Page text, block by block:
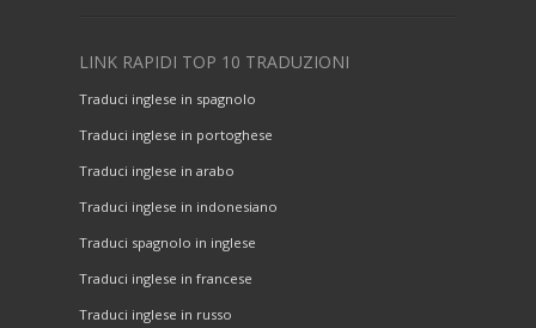
LINK RAPIDI TOP 10 TRADUZIONI
Traduci inglese in spagnolo
Traduci inglese in portoghese
Traduci inglese in arabo
Traduci inglese in indonesiano
Traduci spagnolo in inglese
Traduci inglese in francese
Traduci inglese in russo